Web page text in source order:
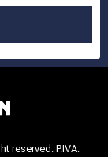
reserved. P.IVA: